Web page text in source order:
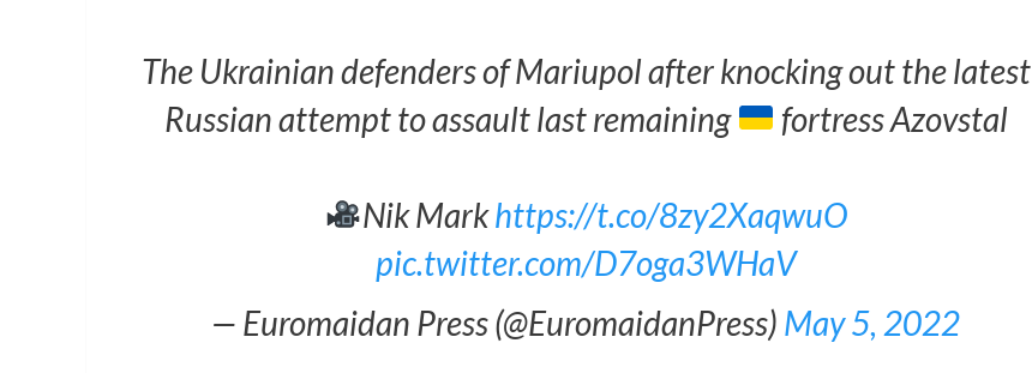
The Ukrainian defenders of Mariupol after knocking out the latest
Russian attempt to assault last remaining
fortress Azovstal
Nik Markhttps://t.co/8zy2XaqwuO
pic.twitter.com/D7oga3WHaV
— Euromaidan Press (@EuromaidanPress) May 5, 2022